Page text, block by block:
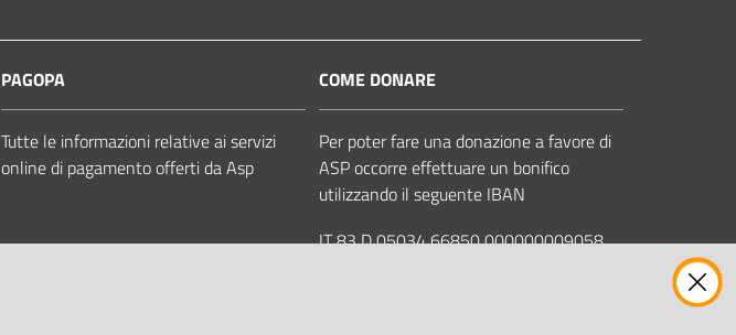
PAGOPA
Tutte le informazioni relative ai servizi
online di pagamento offerti da Asp
COME DONARE
Per poter fare una donazione a favore di
ASP occorre effettuare un bonifico
utilizzando il seguente IBAN
IT 83 D 05034 66850 000000009058